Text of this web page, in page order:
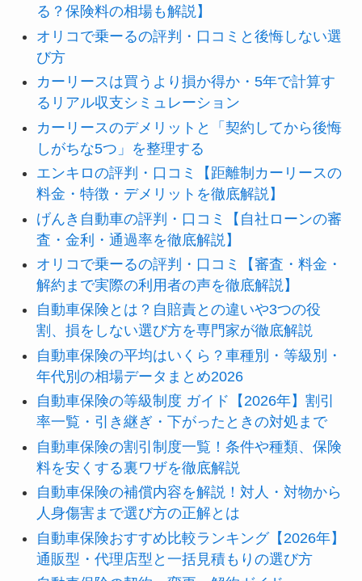
る？保険料の相場も解説】
オリコで乗ーるの評判・口コミと後悔しない選
び方
カーリースは買うより損か得か・5年で計算す
るリアル収支シミュレーション
カーリースのデメリットと「契約してから後悔
しがちな5つ」を整理する
エンキロの評判・口コミ【距離制カーリースの
料金・特徴・デメリットを徹底解説】
げんき自動車の評判・口コミ【自社ローンの審
査・金利・通過率を徹底解説】
オリコで乗ーるの評判・口コミ【審査・料金・
解約まで実際の利用者の声を徹底解説】
自動車保険とは？自賠責との違いや3つの役
割、損をしない選び方を専門家が徹底解説
自動車保険の平均はいくら？車種別・等級別・
年代別の相場データまとめ2026
自動車保険の等級制度 ガイド【2026年】割引
率一覧・引き継ぎ・下がったときの対処まで
自動車保険の割引制度一覧！条件や種類、保険
料を安くする裏ワザを徹底解説
自動車保険の補償内容を解説！対人・対物から
人身傷害まで選び方の正解とは
自動車保険おすすめ比較ランキング【2026年】
通販型・代理店型と一括見積もりの選び方